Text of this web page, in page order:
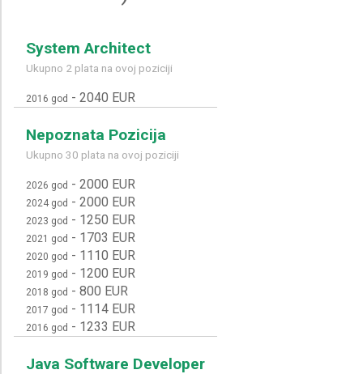
System Architect
Ukupno 2 plata na ovoj poziciji
2016 god - 2040 EUR
Nepoznata Pozicija
Ukupno 30 plata na ovoj poziciji
2026 god - 2000 EUR
2024 god - 2000 EUR
2023 god - 1250 EUR
2021 god - 1703 EUR
2020 god - 1110 EUR
2019 god - 1200 EUR
2018 god - 800 EUR
2017 god - 1114 EUR
2016 god - 1233 EUR
Java Software Developer